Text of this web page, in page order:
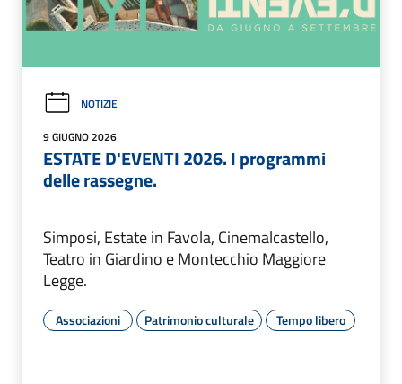
NOTIZIE
9 GIUGNO 2026
ESTATE D'EVENTI 2026. I programmi
delle rassegne.
Simposi, Estate in Favola, Cinemalcastello,
Teatro in Giardino e Montecchio Maggiore
Legge.
Associazioni Patrimonio culturale Tempo libero